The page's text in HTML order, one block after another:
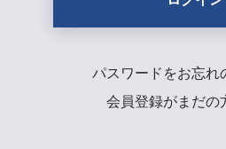
パスワードをお忘れ
会員登録がまだの